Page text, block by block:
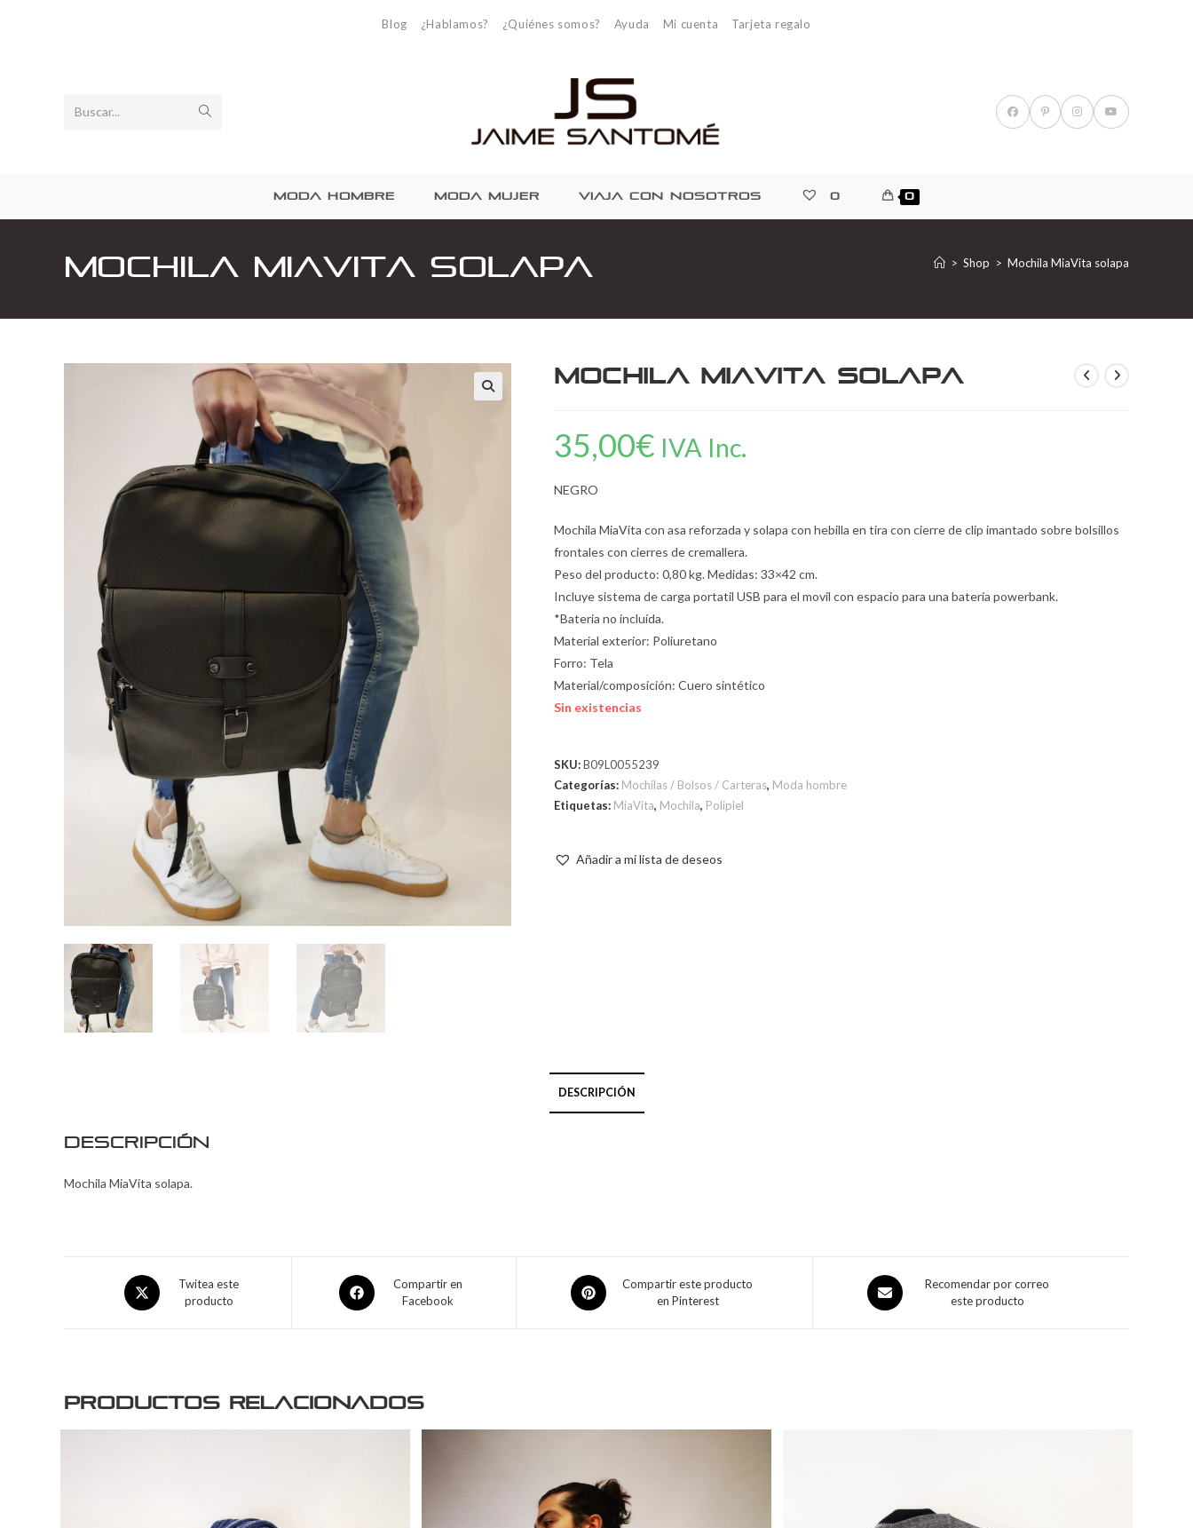
Blog ¿Hablamos? ¿Quiénes somos? Ayuda Mi cuenta Tarjeta regalo
Buscar...
MODA HOMBRE MODA MUJER VIAJA CON NOSOTROS 0 0
Mochila MiaVita solapa > Shop > Mochila MiaVita solapa
Mochila MiaVita solapa
35,00€ IVA Inc.
NEGRO
Mochila MiaVita con asa reforzada y solapa con hebilla en tira con cierre de clip imantado sobre bolsillos
frontales con cierres de cremallera.
Peso del producto: 0,80 kg. Medidas: 33×42 cm.
Incluye sistema de carga portatil USB para el movil con espacio para una batería powerbank.
*Bateria no incluída.
Material exterior: Poliuretano
Forro: Tela
Material/composición: Cuero sintético
Sin existencias
SKU:B09L0055239
Categorías: Mochilas / Bolsos / Carteras, Moda hombre
Etiquetas: MiaVita, Mochila, Polipiel
Añadir a mi lista de deseos
DESCRIPCIÓN
Descripción
Mochila MiaVita solapa.
Twitea este
producto
Compartir en
Facebook
Compartir este producto
en Pinterest
Recomendar por correo
este producto
Productos relacionados